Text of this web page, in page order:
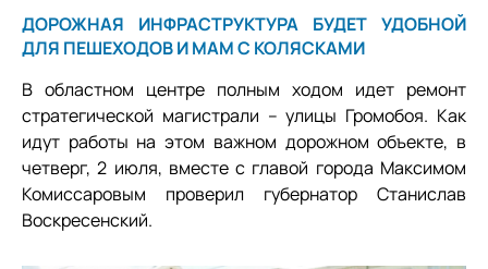
ДОРОЖНАЯ ИНФРАСТРУКТУРА БУДЕТ УДОБНОЙ
ДЛЯ ПЕШЕХОДОВ И МАМ С КОЛЯСКАМИ
В областном центре полным ходом идет ремонт
стратегической магистрали – улицы Громобоя. Как
идут работы на этом важном дорожном объекте, в
четверг, 2 июля, вместе с главой города Максимом
Комиссаровым проверил губернатор Станислав
Воскресенский.